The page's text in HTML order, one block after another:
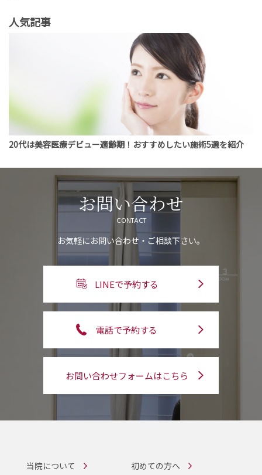
人気記事
20代は美容医療デビュー適齢期！おすすめしたい施術5選を紹介
お問い合わせ
CONTACT
お気軽にお問い合わせ・ご相談下さい。
LINEで予約する
電話で予約する
お問い合わせフォームはこちら
当院について 初めての方へ